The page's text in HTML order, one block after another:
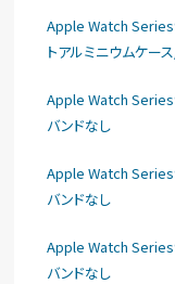
Apple Watch
トアルミニウムケー
Apple Watch
バンドなし
Apple Watch
バンドなし
Apple Watch
バンドなし